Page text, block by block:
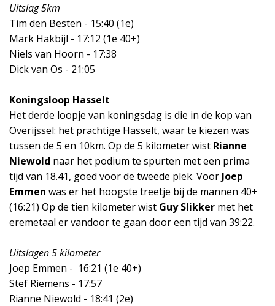
Uitslag 5km
Tim den Besten - 15:40 (1e)
Mark Hakbijl - 17:12 (1e 40+)
Niels van Hoorn - 17:38
Dick van Os - 21:05
Koningsloop Hasselt
Het derde loopje van koningsdag is die in de kop van
Overijssel: het prachtige Hasselt, waar te kiezen was
tussen de 5 en 10km. Op de 5 kilometer wist Rianne
Niewold naar het podium te spurten met een prima
tijd van 18.41, goed voor de tweede plek. Voor Joep
Emmen was er het hoogste treetje bij de mannen 40+
(16:21) Op de tien kilometer wist Guy Slikker met het
eremetaal er vandoor te gaan door een tijd van 39:22.
Uitslagen 5 kilometer
Joep Emmen - 16:21 (1e 40+)
Stef Riemens - 17:57
Rianne Niewold - 18:41 (2e)